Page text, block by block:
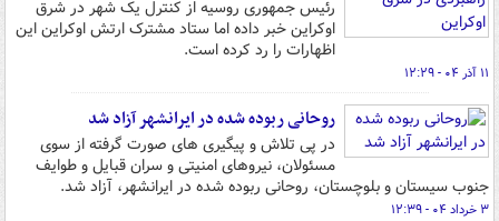
رئیس جمهوری روسیه از کنترل یک شهر در شرق
اوکراین خبر داده اما ستاد مشترک ارتش اوکراین این
اظهارات را رد کرده است.
۱۱ آذر ۰۴ - ۱۲:۲۹
روحانی ربوده شده در ایرانشهر آزاد شد
در پی تلاش و پیگیری های صورت گرفته از سوی
مسئولان، نیروهای امنیتی و سران قبایل و طوایف
جنوب سیستان و بلوچستان، روحانی ربوده شده در ایرانشهر، آزاد شد.
۳ خرداد ۰۴ - ۱۲:۳۹